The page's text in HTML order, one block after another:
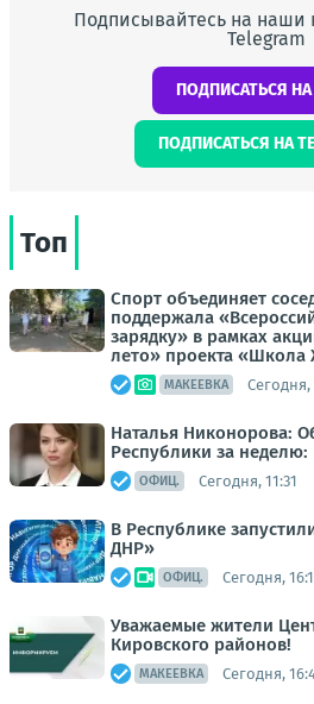
Подписывайтесь на наши
Telegram
ПОДПИСАТЬСЯ
ПОДПИСАТЬСЯ НА
Топ
Спорт объединяет
поддержала
зарядку» в рамках
лето» проекта «Школа
МАКЕЕВКА Сегодня,
Наталья Никонорова:
Республики за неделю:
ОФИЦ. Сегодня, 11:31
В Республике
ДНР»
ОФИЦ. Сегодня,
Уважаемые жители
Кировского районов!
МАКЕЕВКА Сегодня,